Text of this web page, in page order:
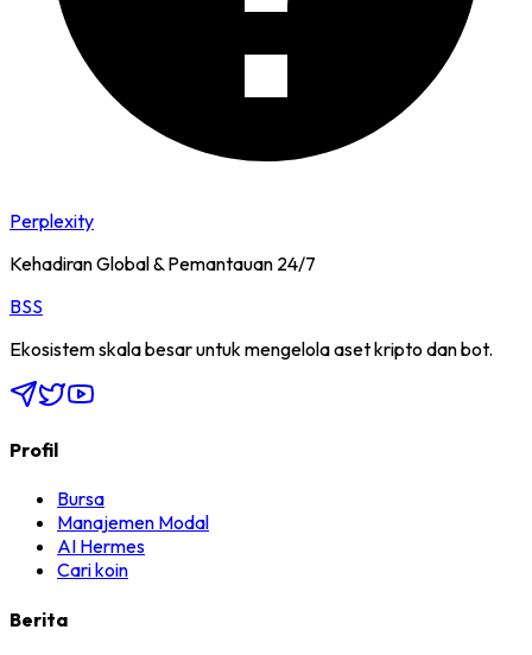
Perplexity
Kehadiran Global & Pemantauan 24/7
BSS
Ekosistem skala besar untuk mengelola aset kripto dan bot.
Profil
Bursa
Manajemen Modal
AI Hermes
Cari koin
Berita